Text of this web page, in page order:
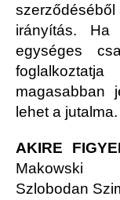
szerződéséből
irányítás.
egységes
magasabban
lehet a jutalma.
AKIRE
Makowski
Szlobodan